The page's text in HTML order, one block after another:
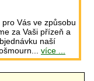
Vás ve způsobu
za Vaši přízeň a
naší
více ...